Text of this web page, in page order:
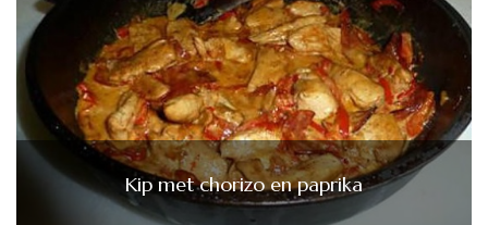
Kip met chorizo en paprika